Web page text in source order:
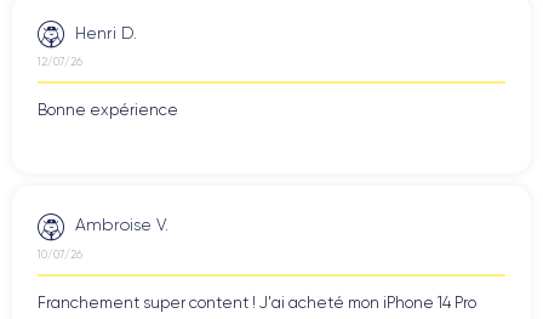
Henri D.
12/07/26
Bonne expérience
Ambroise V.
10/07/26
Franchement super content ! J'ai acheté mon iPhone 14 Pro